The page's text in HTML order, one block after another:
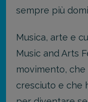
sempre più
Musica, arte e
Music and Arts
movimento,
cresciuto e che